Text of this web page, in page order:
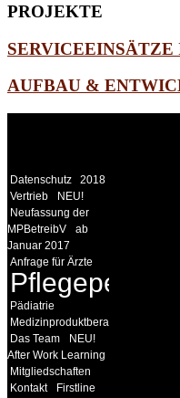
PROJEKTE
AUFBAU &
Datenschutz
2018
Vertrieb
NEU!
Neufassung der
MPBetreibV
ab
Januar 2017
Anfrage für Ärzte
Pflegepersonal
Pädiatrie
Medizinproduktberater
Das Team
NEU!
After Work Learning
Mitgliedschaften
Kontakt
Firstline